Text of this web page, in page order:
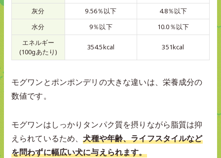
灰分
9.56％以下
4.8％以下
水分
9％以下
10.0％以下
エネルギー
(100gあたり)
354.5kcal 351kcal
モグワンとポンポンデリの大きな違いは、栄養成分の
数値です。
モグワンはしっかりタンパク質を摂りながら脂質は抑
えられているため、犬種や年齢、ライフスタイルなど
を問わずに幅広い犬に与えられます。